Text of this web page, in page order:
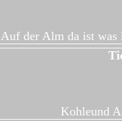
Auf der Alm da ist
Kohleund